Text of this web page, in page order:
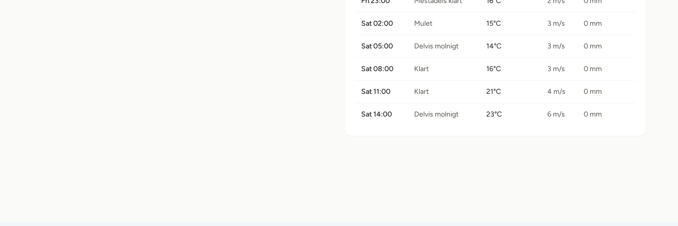
Sat 02:00 Mulet 15°C 3 m/s 0 mm
Sat 05:00 Delvis molnigt 14°C 3 m/s 0 mm
Sat 08:00 Klart 16°C 3 m/s 0 mm
Sat 11:00 Klart 21°C 4 m/s 0 mm
Sat 14:00 Delvis molnigt 23°C 6 m/s 0 mm